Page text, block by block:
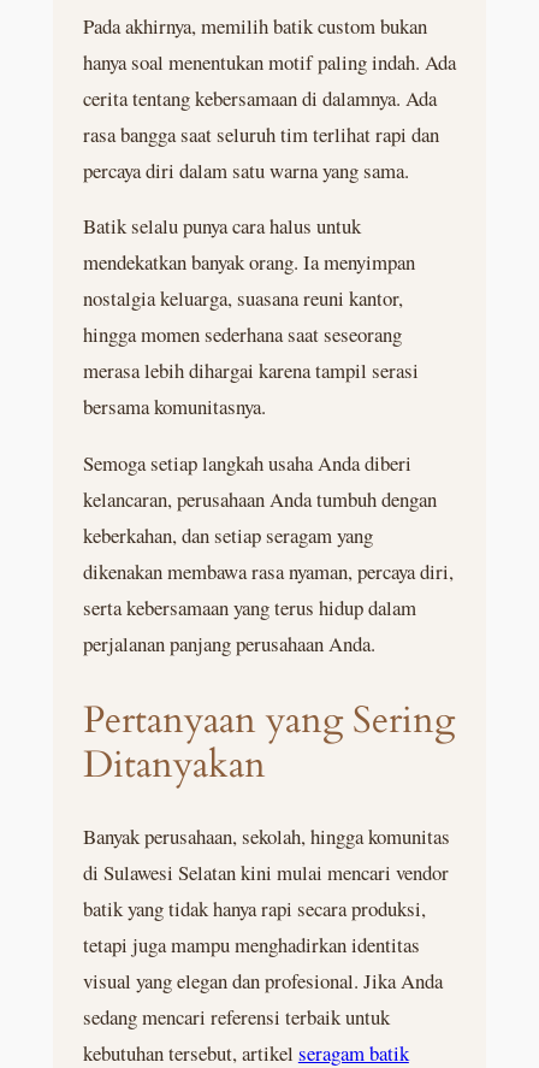
Pada akhirnya, memilih batik custom bukan
hanya soal menentukan motif paling indah. Ada
cerita tentang kebersamaan di dalamnya. Ada
rasa bangga saat seluruh tim terlihat rapi dan
percaya diri dalam satu warna yang sama.
Batik selalu punya cara halus untuk
mendekatkan banyak orang. Ia menyimpan
nostalgia keluarga, suasana reuni kantor,
hingga momen sederhana saat seseorang
merasa lebih dihargai karena tampil serasi
bersama komunitasnya.
Semoga setiap langkah usaha Anda diberi
kelancaran, perusahaan Anda tumbuh dengan
keberkahan, dan setiap seragam yang
dikenakan membawa rasa nyaman, percaya diri,
serta kebersamaan yang terus hidup dalam
perjalanan panjang perusahaan Anda.
Pertanyaan yang Sering
Ditanyakan
Banyak perusahaan, sekolah, hingga komunitas
di Sulawesi Selatan kini mulai mencari vendor
batik yang tidak hanya rapi secara produksi,
tetapi juga mampu menghadirkan identitas
visual yang elegan dan profesional. Jika Anda
sedang mencari referensi terbaik untuk
kebutuhan tersebut, artikel seragam batik